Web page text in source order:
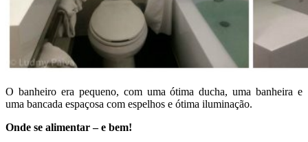
O banheiro era pequeno, com uma ótima ducha, uma banheira e
uma bancada espaçosa com espelhos e ótima iluminação.
Onde se alimentar – e bem!